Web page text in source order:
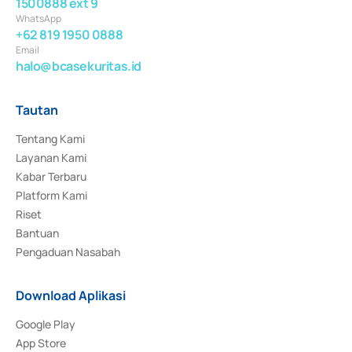
WhatsApp
+62 819 1950 0888
Email
halo@bcasekuritas.id
Tautan
Tentang Kami
Layanan Kami
Kabar Terbaru
Platform Kami
Riset
Bantuan
Pengaduan Nasabah
Download Aplikasi
Google Play
App Store